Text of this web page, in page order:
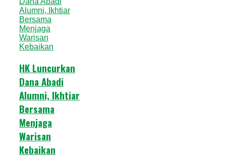
HK Luncurkan
Dana Abadi
Alumni, Ikhtiar
Bersama
Menjaga
Warisan
Kebaikan